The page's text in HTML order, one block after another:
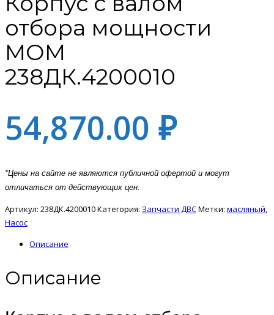
отбора мощности
МОМ
238ДК.4200010
54,870.00 ₽
*Цены на сайте не являются публичной офертой и могут
отличаться от действующих цен.
Артикул: 238ДК.4200010Категория: Запчасти ДВСМетки: масляный,
Насос
Описание
Описание